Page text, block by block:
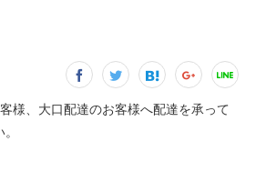
様、大口配達のお客様へ配達を承って